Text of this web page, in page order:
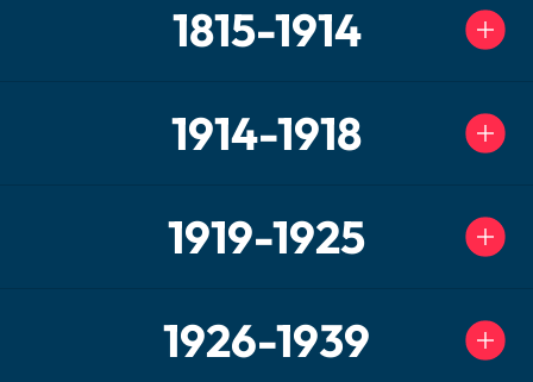
1815-1914
1914-1918
1919-1925
1926-1939